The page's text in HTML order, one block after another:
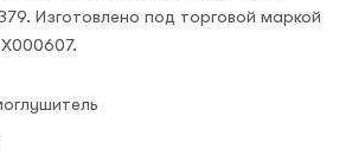
Изготовлено под торговой маркой